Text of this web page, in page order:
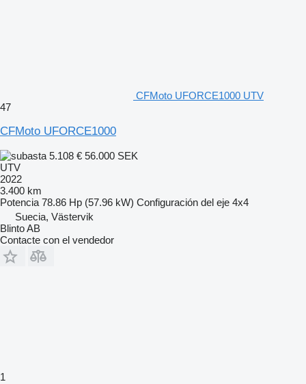
CFMoto UFORCE1000 UTV
47
CFMoto UFORCE1000
5.108 € 56.000 SEK
UTV
2022
3.400 km
Potencia 78.86 Hp (57.96 kW) Configuración del eje 4x4
Suecia, Västervik
Blinto AB
Contacte con el vendedor
1